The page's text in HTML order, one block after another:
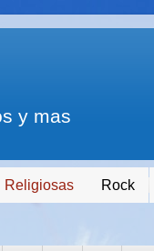
y mas
Religiosas Rock